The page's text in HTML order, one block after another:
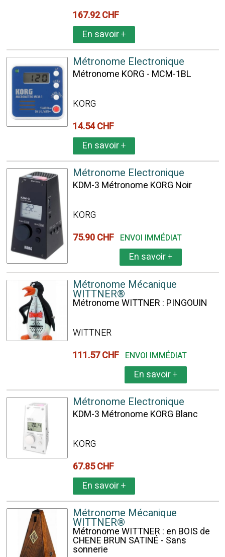
167.92 CHF
En savoir+
Métronome Electronique
Métronome KORG - MCM-1BL
KORG
14.54 CHF
En savoir+
Métronome Electronique
KDM-3 Métronome KORG Noir
KORG
75.90 CHF ENVOI IMMÉDIAT
En savoir+
Métronome Mécanique
WITTNER®
Métronome WITTNER : PINGOUIN
WITTNER
111.57 CHF ENVOI IMMÉDIAT
En savoir+
Métronome Electronique
KDM-3 Métronome KORG Blanc
KORG
67.85 CHF
En savoir+
Métronome Mécanique
WITTNER®
Métronome WITTNER : en BOIS de
CHENE BRUN SATINÉ - Sans
sonnerie